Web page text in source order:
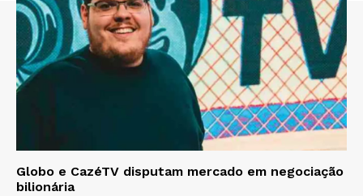
Globo e CazéTV disputam mercado em negociação
bilionária